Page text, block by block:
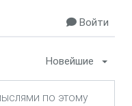
Войти
Новейшие